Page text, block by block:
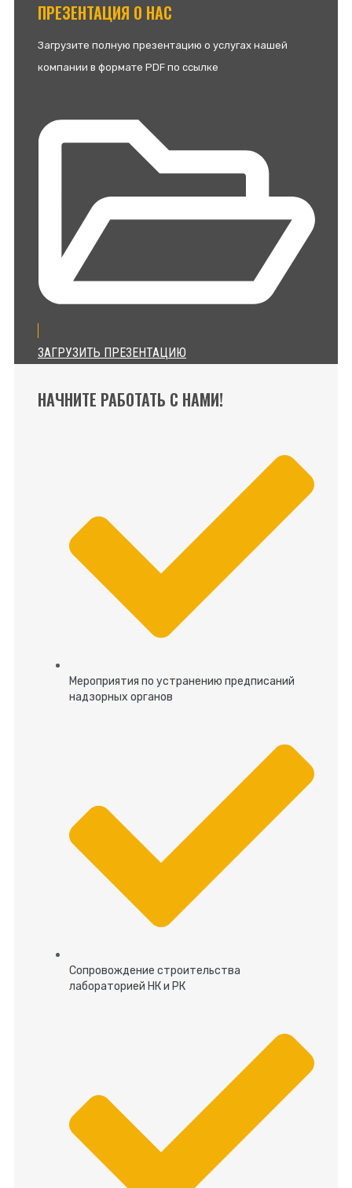
ПРЕЗЕНТАЦИЯ О НАС
Загрузите полную презентацию о услугах нашей
компании в формате PDF по ссылке
ЗАГРУЗИТЬ ПРЕЗЕНТАЦИЮ
НАЧНИТЕ РАБОТАТЬ С НАМИ!
Мероприятия по устранению предписаний
надзорных органов
Сопровождение строительства
лабораторией НК и РК